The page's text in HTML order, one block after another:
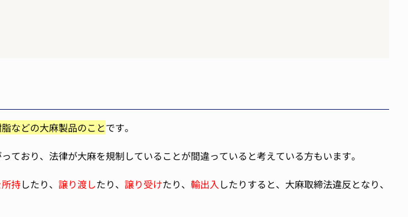
などの大麻製品のことです。
ており、法律が大麻を規制していることが間違っていると考えている方もいます。
持したり、 譲り渡したり、 譲り受けたり、 輸出入したりすると、大麻取締法違反となり、